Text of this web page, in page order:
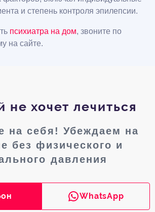
и степень контроля эпилепсии.
психиатра на дом, звоните по
на сайте.
не хочет лечиться
на себя! Убеждаем на
без физического и
давления
WhatsApp